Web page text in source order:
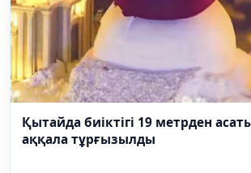
Қытайда биіктігі 19 метрден
аққала тұрғызылды